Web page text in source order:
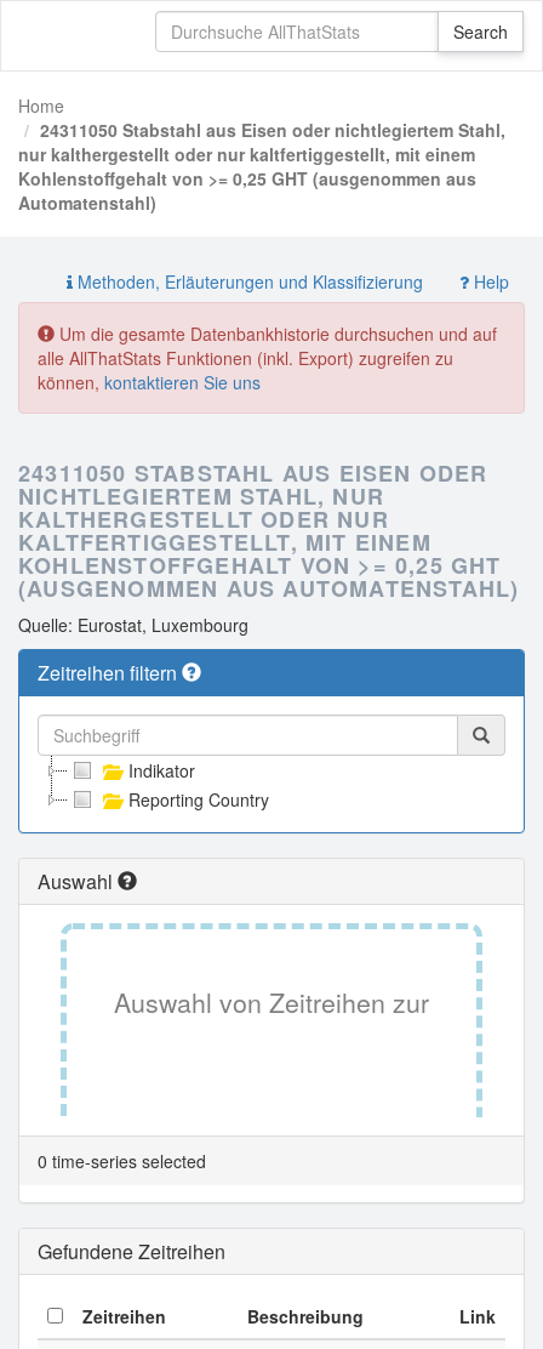
Home
24311050 Stabstahl aus Eisen oder nichtlegiertem Stahl,
nur kalthergestellt oder nur kaltfertiggestellt, mit einem
Kohlenstoffgehalt von >= 0,25 GHT (ausgenommen aus
Automatenstahl)
Methoden, Erläuterungen und Klassifizierung Help
Um die gesamte Datenbankhistorie durchsuchen und auf
alle AllThatStats Funktionen (inkl. Export) zugreifen zu
können, kontaktieren Sie uns
24311050 STABSTAHL AUS EISEN ODER
NICHTLEGIERTEM STAHL, NUR
KALTHERGESTELLT ODER NUR
KALTFERTIGGESTELLT, MIT EINEM
KOHLENSTOFFGEHALT VON >= 0,25 GHT
(AUSGENOMMEN AUS AUTOMATENSTAHL)
Quelle: Eurostat, Luxembourg
Zeitreihen filtern
Indikator
Reporting Country
Auswahl
Auswahl von Zeitreihen zur
Tabellenansicht.
0 time-series selected
Gefundene Zeitreihen
Zeitreihen Beschreibung Link